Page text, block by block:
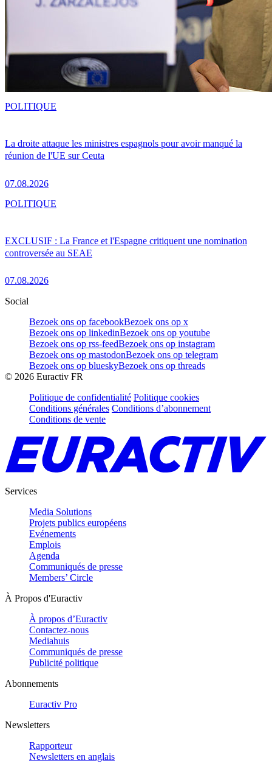
La droite attaque les ministres espagnols pour avoir manqué la
réunion de l'UE sur Ceuta
07.08.2026
POLITIQUE
EXCLUSIF : La France et l'Espagne critiquent une nomination
controversée au SEAE
07.08.2026
POLITIQUE
Social
Bezoek ons op facebookBezoek ons op x
Bezoek ons op linkedinBezoek ons op youtube
Bezoek ons op rss-feedBezoek ons op instagram
Bezoek ons op mastodonBezoek ons op telegram
Bezoek ons op blueskyBezoek ons op threads
© 2026 Euractiv FR
Politique de confidentialité Politique cookies
Conditions générales Conditions d’abonnement
Conditions de vente
Services
Media Solutions
Projets publics européens
Evénements
Emplois
Agenda
Communiqués de presse
Members’ Circle
À Propos d'Euractiv
À propos d’Euractiv
Contactez-nous
Mediahuis
Communiqués de presse
Publicité politique
Abonnements
Euractiv Pro
Newsletters
Rapporteur
Newsletters en anglais